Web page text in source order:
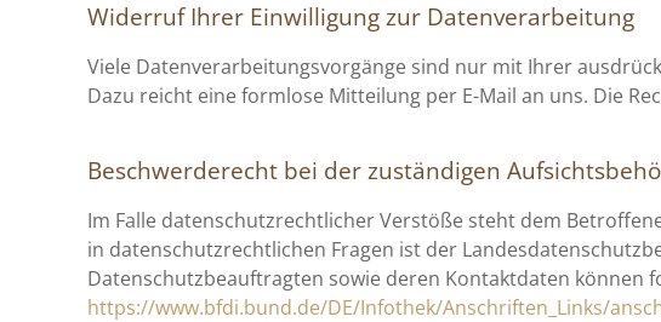
Widerruf Ihrer Einwilligung zur Datenverarbeitung
Viele Datenverarbeitungsvorgänge sind nur mit Ihrer
Dazu reicht eine formlose Mitteilung per E-Mail an uns. Die
Beschwerderecht bei der zuständigen
Im Falle datenschutzrechtlicher Verstöße steht dem
in datenschutzrechtlichen Fragen ist der
Datenschutzbeauftragten sowie deren Kontaktdaten können
https://www.bfdi.bund.de/DE/Infothek/Anschriften_Links/